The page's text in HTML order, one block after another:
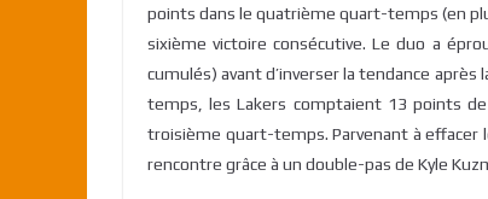
points dans le quatrième quart-temps (en
sixième victoire consécutive. Le duo a
cumulés) avant d’inverser la tendance
temps, les Lakers comptaient 13 points
troisième quart-temps. Parvenant à effacer
rencontre grâce à un double-pas de Kyle